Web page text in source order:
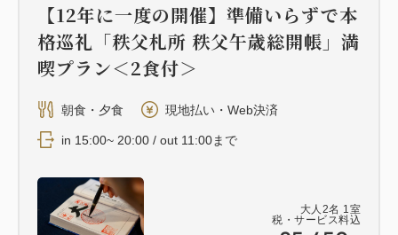
※歴史的建造物の保存を目的として当時の趣や風情を
残して再生しているため、断熱性や気密性は高くあり
ません。
※日本家屋の風情ある雰囲気をお楽しみいただくた
め、TVや時計、明々とした照明をご用意しておりま
せん。
大人 2名 1 室
税・サービス料込
【12年に一度の開催】準備いらずで本
格巡礼「秩父札所 秩父午歳総開帳」満
喫プラン＜2食付＞
朝食・夕食 現地払い・Web決済
in 15:00~ 20:00 / out 11:00まで